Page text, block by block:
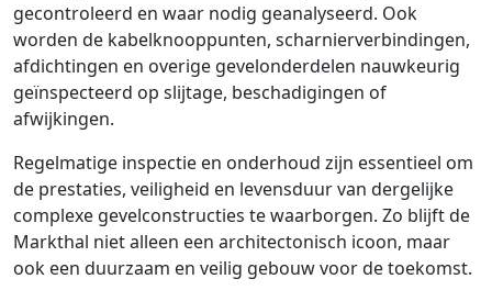
gecontroleerd en waar nodig geanalyseerd. Ook
worden de kabelknooppunten, scharnierverbindingen,
afdichtingen en overige gevelonderdelen nauwkeurig
geïnspecteerd op slijtage, beschadigingen of
afwijkingen.
Regelmatige inspectie en onderhoud zijn essentieel om
de prestaties, veiligheid en levensduur van dergelijke
complexe gevelconstructies te waarborgen. Zo blijft de
Markthal niet alleen een architectonisch icoon, maar
ook een duurzaam en veilig gebouw voor de toekomst.